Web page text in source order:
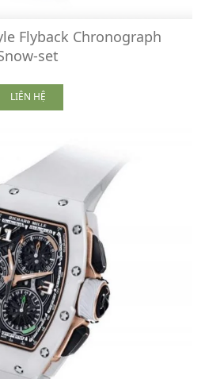
Flyback Chronograph
set
LIÊN HỆ